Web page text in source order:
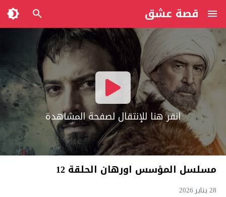
قصة عشق
انقر هنا للإنتقال لصفحة المشاهدة
مسلسل المؤسس اورهان الحلقة 12
28 يناير 2026